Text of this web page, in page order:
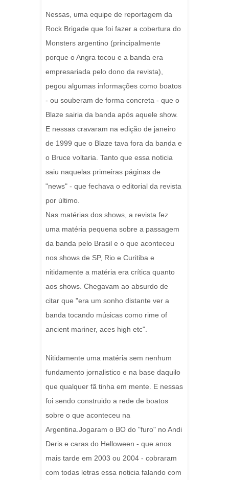
Nessas, uma equipe de reportagem da
Rock Brigade que foi fazer a cobertura do
Monsters argentino (principalmente
porque o Angra tocou e a banda era
empresariada pelo dono da revista),
pegou algumas informações como boatos
- ou souberam de forma concreta - que o
Blaze sairia da banda após aquele show.
E nessas cravaram na edição de janeiro
de 1999 que o Blaze tava fora da banda e
o Bruce voltaria. Tanto que essa noticia
saiu naquelas primeiras páginas de
"news" - que fechava o editorial da revista
por último.
Nas matérias dos shows, a revista fez
uma matéria pequena sobre a passagem
da banda pelo Brasil e o que aconteceu
nos shows de SP, Rio e Curitiba e
nitidamente a matéria era crítica quanto
aos shows. Chegavam ao absurdo de
citar que "era um sonho distante ver a
banda tocando músicas como rime of
ancient mariner, aces high etc".
Nitidamente uma matéria sem nenhum
fundamento jornalistico e na base daquilo
que qualquer fã tinha em mente. E nessas
foi sendo construido a rede de boatos
sobre o que aconteceu na
Argentina.Jogaram o BO do "furo" no Andi
Deris e caras do Helloween - que anos
mais tarde em 2003 ou 2004 - cobraram
com todas letras essa noticia falando com